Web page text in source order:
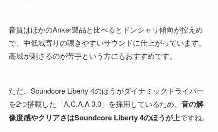
音質はほかのAnker製品と比べるとドンシャリ傾向が控えめ
で、中低域寄りの聴きやすいサウンドに仕上がっています。
高域が刺さるのが苦手という方にもおすすめです。
ただ、Soundcore Liberty 4のほうがダイナミックドライバー
を2つ搭載した「A,C,A,A 3.0」を採用しているため、 音の解
像度感やクリアさはSoundcore Liberty 4のほうが上ですね。